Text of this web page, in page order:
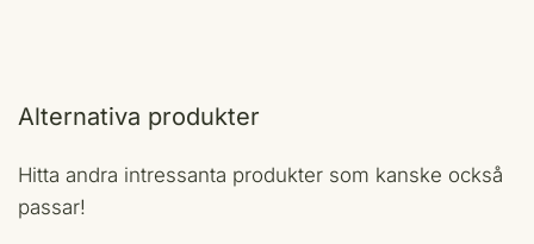
Alternativa produkter
Hitta andra intressanta produkter som kanske också
passar!